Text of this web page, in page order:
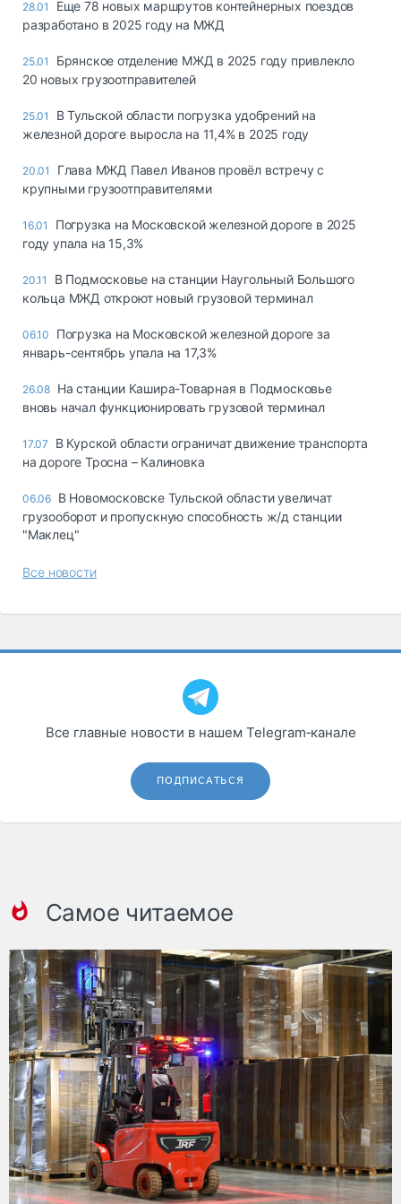
28.01
Еще 78 новых маршрутов контейнерных поездов
разработано в 2025 году на МЖД
25.01
Брянское отделение МЖД в 2025 году привлекло
20 новых грузоотправителей
25.01
В Тульской области погрузка удобрений на
железной дороге выросла на 11,4% в 2025 году
20.01
Глава МЖД Павел Иванов провёл встречу с
крупными грузоотправителями
16.01
Погрузка на Московской железной дороге в 2025
году упала на 15,3%
20.11
В Подмосковье на станции Наугольный Большого
кольца МЖД откроют новый грузовой терминал
06.10
Погрузка на Московской железной дороге за
январь-сентябрь упала на 17,3%
26.08 На станции Кашира-Товарная в Подмосковье
вновь начал функционировать грузовой терминал
17.07
В Курской области ограничат движение транспорта
на дороге Тросна – Калиновка
06.06 В Новомосковске Тульской области увеличат
грузооборот и пропускную способность ж/д станции
"Маклец"
Все новости
Все главные новости в нашем Telegram‑канале
ПОДПИСАТЬСЯ
Самое читаемое